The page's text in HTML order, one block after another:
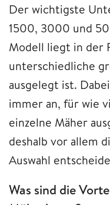
Der wichtigste
1500, 3000 und
Modell liegt in der
unterschiedliche
ausgelegt ist.
immer an, für wie
einzelne Mäher
deshalb vor allem
Auswahl
Was sind die